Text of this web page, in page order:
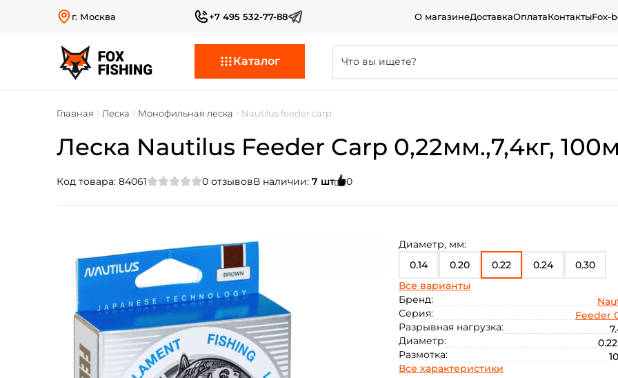
г. Москва +7 495 532-77-88 О магазинеДоставкаОплатаКонтактыFox-
Каталог
Главная Леска Монофильная леска Nautilus feeder carp
Леска Nautilus Feeder Carp 0,22мм.,7,4кг,
Код товара: 84061 0 отзывовВ наличии: 7 шт 0
Диаметр, мм:
0.14
0.20 0.22 0.24 0.30
0.35 0.40
0.28
Все варианты
Бренд:
Серия:
Feeder
Разрывная нагрузка:
Диаметр:
Размотка:
Все характеристики